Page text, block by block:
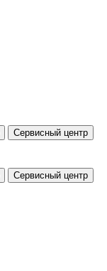
Сервисный центр
Сервисный центр